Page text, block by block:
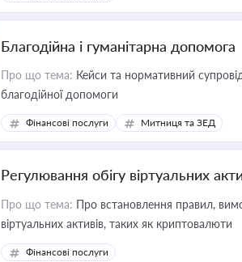
Благодійна і гуманітарна допомога
Про що тема: Кейси та нормативний
благодійної допомоги
Фінансові послуги Митниця та ЗЕД
Регулювання обігу віртуальних
Про що тема: Про встановлення правил,
віртуальних активів, таких як криптовалюти
Фінансові послуги